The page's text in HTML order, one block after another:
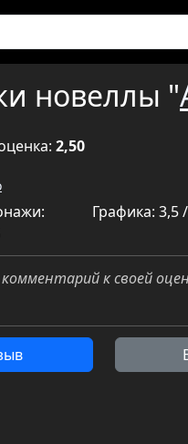
новеллы "
2,50
Графика: 3,5
к своей